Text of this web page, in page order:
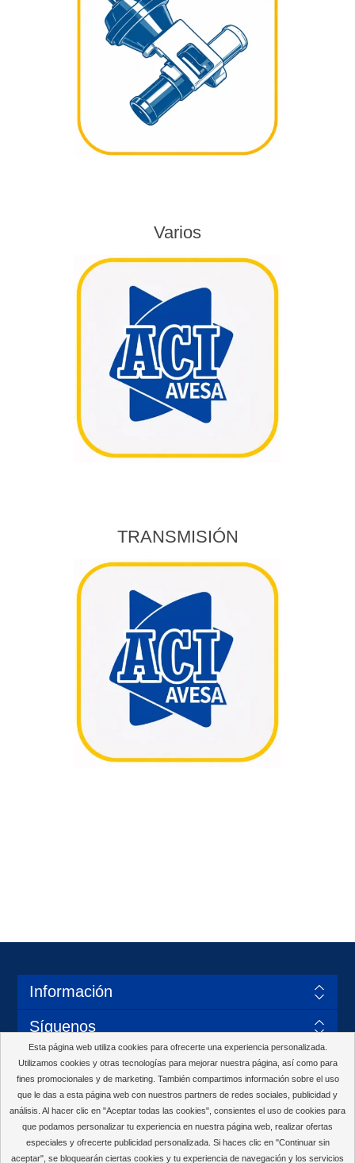
Varios
TRANSMISIÓN
Información
Síguenos
Métodos de pago
Esta página web utiliza cookies para ofrecerte una experiencia personalizada.
Utilizamos cookies y otras tecnologías para mejorar nuestra página, así como para
fines promocionales y de marketing. También compartimos información sobre el uso
que le das a esta página web con nuestros partners de redes sociales, publicidad y
análisis. Al hacer clic en "Aceptar todas las cookies", consientes el uso de cookies para
que podamos personalizar tu experiencia en nuestra página web, realizar ofertas
especiales y ofrecerte publicidad personalizada. Si haces clic en "Continuar sin
aceptar", se bloquearán ciertas cookies y tu experiencia de navegación y los servicios